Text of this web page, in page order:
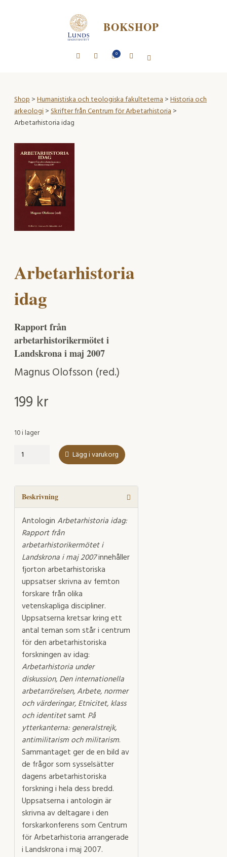
BOKSHOP
0
Shop>Humanistiska och teologiska fakulteterna>Historia och
arkeologi>Skrifter från Centrum för Arbetarhistoria>
Arbetarhistoria idag
Arbetarhistoria
idag
Rapport från
arbetarhistorikermötet i
Landskrona i maj 2007
Magnus Olofsson (red.)
199 kr
10 i lager
Arbetarhistoria
Lägg i varukorg
Beskrivning
Antologin Arbetarhistoria idag:
Rapport från
arbetarhistorikermötet i
Landskrona i maj 2007innehåller
fjorton arbetarhistoriska
uppsatser skrivna av femton
forskare från olika
vetenskapliga discipliner.
Uppsatserna kretsar kring ett
antal teman som står i centrum
för den arbetarhistoriska
forskningen av idag:
Arbetarhistoria under
diskussion, Den internationella
arbetarrörelsen, Arbete, normer
och värderingar, Etnicitet, klass
och identitetsamt På
ytterkanterna: generalstrejk,
antimilitarism och militarism.
Sammantaget ger de en bild av
de frågor som sysselsätter
dagens arbetarhistoriska
forskning i hela dess bredd.
Uppsatserna i antologin är
skrivna av deltagare i den
forskarkonferens som Centrum
för Arbetarhistoria arrangerade
i Landskrona i maj 2007.